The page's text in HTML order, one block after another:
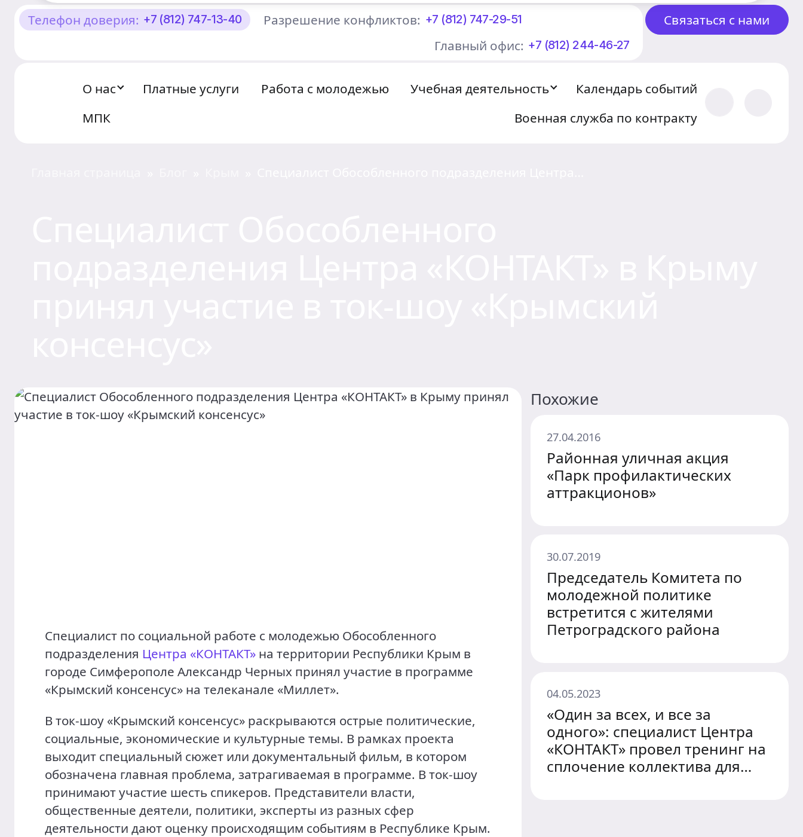
Телефон доверия: +7 (812) 747-13-40 Разрешение конфликтов: +7 (812) 747-29-51
Главный офис: +7 (812) 244-46-27
Связаться с нами
О нас Платные услуги Работа с молодежью Учебная деятельность
Календарь событий
МПК
Военная служба по контракту
Специалист по социальной работе с молодежью Обособленного
подразделения Центра «КОНТАКТ» на территории Республики Крым в
городе Симферополе Александр Черных принял участие в программе
«Крымский консенсус» на телеканале «Миллет».
В ток-шоу «Крымский консенсус» раскрываются острые политические,
социальные, экономические и культурные темы. В рамках проекта
выходит специальный сюжет или документальный фильм, в котором
обозначена главная проблема, затрагиваемая в программе. В ток-шоу
принимают участие шесть спикеров. Представители власти,
общественные деятели, политики, эксперты из разных сфер
деятельности дают оценку происходящим событиям в Республике Крым.
Похожие
27.04.2016
Районная уличная акция
«Парк профилактических
аттракционов»
30.07.2019
Председатель Комитета по
молодежной политике
встретится с жителями
Петроградского района
04.05.2023
«Один за всех, и все за
одного»: специалист Центра
«КОНТАКТ» провел тренинг на
сплочение коллектива для
О Центре «КОНТАКТ»